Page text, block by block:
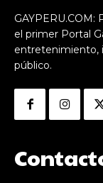
el primer Portal
entretenimiento,
público.